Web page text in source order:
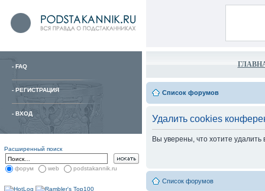
- FAQ
- РЕГИСТРАЦИЯ
- ВХОД
Расширенный поиск
форум web podstakannik.ru
Список форумов
Удалить cookies
Вы уверены, что хотите
Список форумов